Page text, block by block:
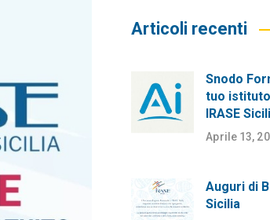
Articoli recenti
Snodo
tuo
IRASE
Aprile 13,
Auguri di
Sicilia